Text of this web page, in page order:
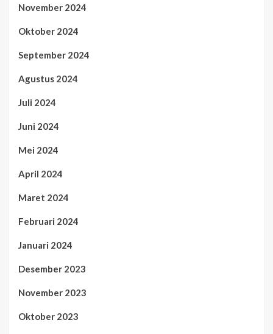
November 2024
Oktober 2024
September 2024
Agustus 2024
Juli 2024
Juni 2024
Mei 2024
April 2024
Maret 2024
Februari 2024
Januari 2024
Desember 2023
November 2023
Oktober 2023